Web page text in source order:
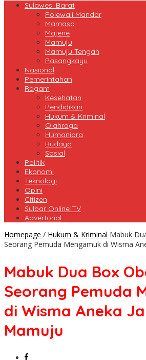
Sulawesi Barat
Polewali Mandar
Mamasa
Majene
Mamuju
Mamuju Tengah
Pasangkayu
Nasional
Pemerintahan
Ragam
Kesehatan
Pendidikan
Hukum & Kriminal
Olahraga
Humaniora
Budaya
Sosial
Politik
Ekonomi
Teknologi
Opini
Citizen
Sulbar Online TV
Advertorial
Homepage / Hukum & Kriminal Mabuk
Seorang Pemuda Mengamuk di Wisma
Mabuk Dua Box
Seorang Pemuda
di Wisma Aneka
Mamuju